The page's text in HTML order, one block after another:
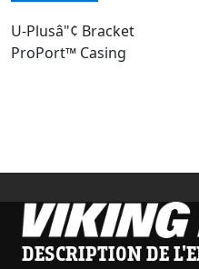
U-Plusâ"¢ Bracket
ProPort™ Casing
DESCRIPTION DE